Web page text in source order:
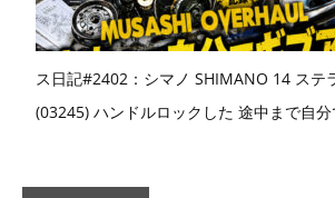
ス日記#2402：シマノ SHIMANO 14 ステ
(03245) ハンドルロックした 途中まで自